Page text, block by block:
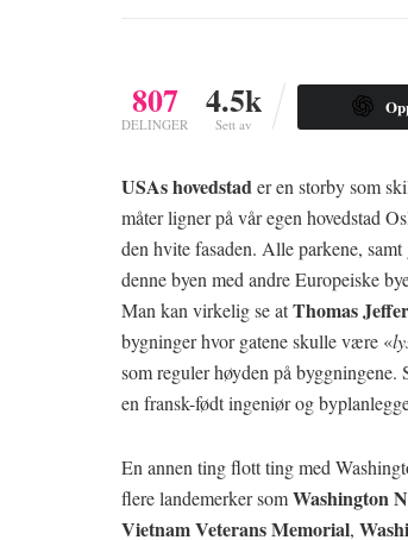
807
DELINGER
4.5k
Sett av
USAs hovedstader en storby som
måter ligner på vår egen hovedstad
den hvite fasaden. Alle parkene,
denne byen med andre Europeiske
Man kan virkelig se atThomas
bygninger hvor gatene skulle være «
som reguler høyden på byggningene.
en fransk-født ingeniør og
En annen ting flott ting med
flere landemerker somWashington
Vietnam Veterans Memorial,